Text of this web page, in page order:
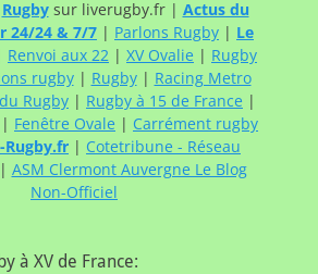
Rugbysur liverugby.fr | Actus du
24/24 & 7/7 | Parlons Rugby | Le
Renvoi aux 22 | XV Ovalie | Rugby
rugby| Rugby| Racing Metro
Rugby | Rugby à 15 de France |
| Fenêtre Ovale | Carrément rugby
Rugby.fr | Cotetribune - Réseau
ASM Clermont Auvergne Le Blog
Non-Officiel
à XV de France: